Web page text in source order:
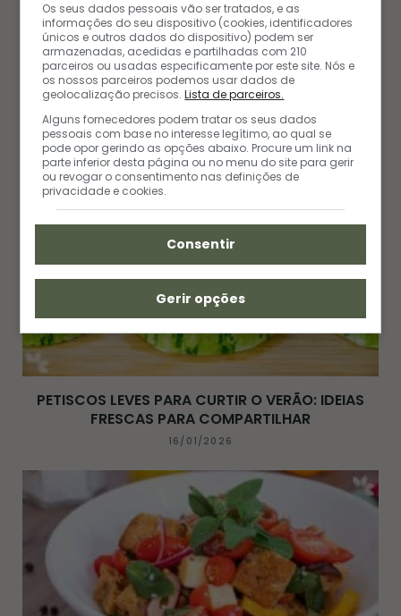
W
e
b
s
i
t
e
P
i
n
t
e
r
e
s
I
n
s
t
a
g
r
a
POSTS RELACIONADOS
PETISCOS LEVES PARA CURTIR O VERÃO: IDEIAS
FRESCAS PARA COMPARTILHAR
16/01/2026
Os seus dados pessoais vão ser tratados, e as
informações do seu dispositivo (cookies, identificadores
únicos e outros dados do dispositivo) podem ser
armazenadas, acedidas e partilhadas com 210
parceiros ou usadas especificamente por este site. Nós e
os nossos parceiros podemos usar dados de
geolocalização precisos.Lista de parceiros.
Alguns fornecedores podem tratar os seus dados
pessoais com base no interesse legítimo, ao qual se
pode opor gerindo as opções abaixo. Procure um link na
parte inferior desta página ou no menu do site para gerir
ou revogar o consentimento nas definições de
privacidade e cookies.
Consentir
Gerir opções